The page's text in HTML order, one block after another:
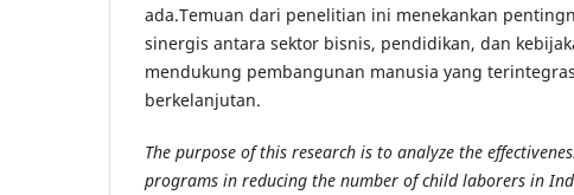
ada.Temuan dari penelitian ini menekankan
sinergis antara sektor bisnis, pendidikan, dan
mendukung pembangunan manusia yang
berkelanjutan.
The purpose of this research is to analyze the
programs in reducing the number of child laborers in